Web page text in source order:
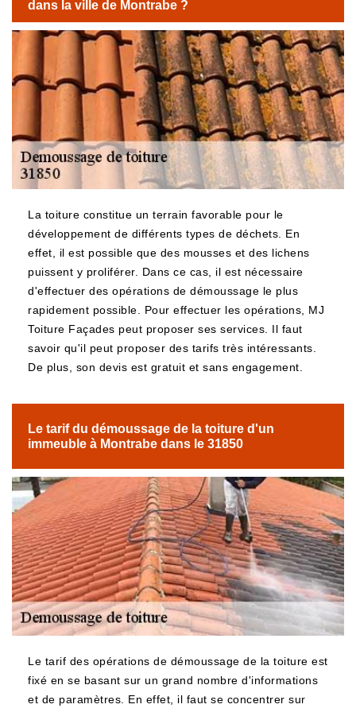
dans la ville de Montrabe ?
La toiture constitue un terrain favorable pour le
développement de différents types de déchets. En
effet, il est possible que des mousses et des lichens
puissent y proliférer. Dans ce cas, il est nécessaire
d'effectuer des opérations de démoussage le plus
rapidement possible. Pour effectuer les opérations, MJ
Toiture Façades peut proposer ses services. Il faut
savoir qu'il peut proposer des tarifs très intéressants.
De plus, son devis est gratuit et sans engagement.
Le tarif du démoussage de la toiture d'un
immeuble à Montrabe dans le 31850
Le tarif des opérations de démoussage de la toiture est
fixé en se basant sur un grand nombre d'informations
et de paramètres. En effet, il faut se concentrer sur